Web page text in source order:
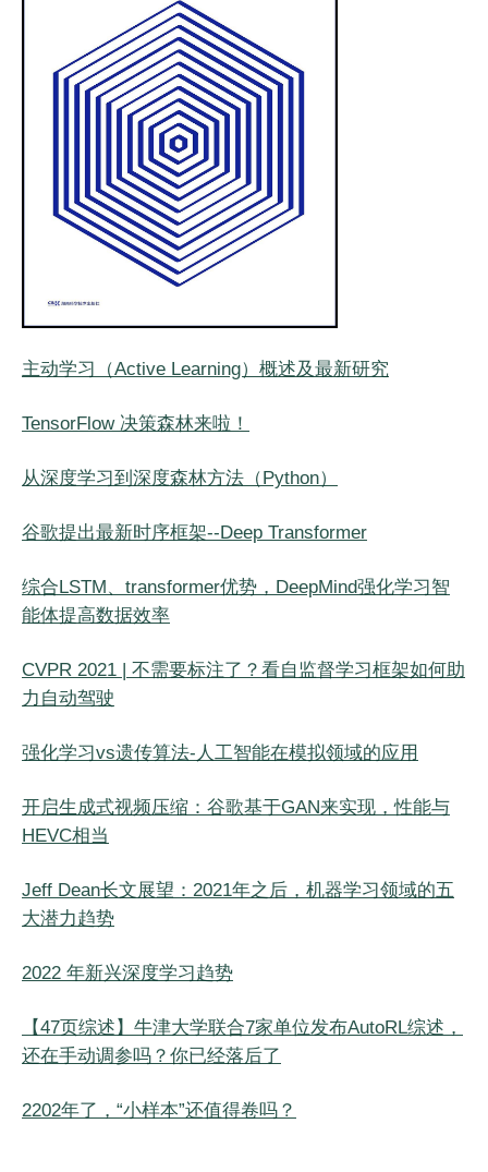
主动学习（Active Learning）概述及最新研究
TensorFlow 决策森林来啦！
从深度学习到深度森林方法（Python）
谷歌提出最新时序框架--Deep Transformer
综合LSTM、transformer优势，DeepMind强化学习智
能体提高数据效率
CVPR 2021 | 不需要标注了？看自监督学习框架如何助
力自动驾驶
强化学习vs遗传算法-人工智能在模拟领域的应用
开启生成式视频压缩：谷歌基于GAN来实现，性能与
HEVC相当
Jeff Dean长文展望：2021年之后，机器学习领域的五
大潜力趋势
2022 年新兴深度学习趋势
【47页综述】牛津大学联合7家单位发布AutoRL综述，
还在手动调参吗？你已经落后了
2202年了，“小样本”还值得卷吗？